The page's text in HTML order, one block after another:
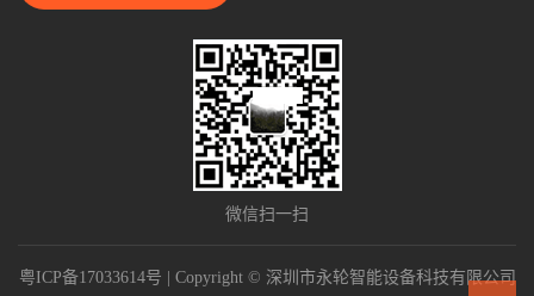
微信扫一扫
粤ICP备17033614号 | Copyright © 深圳市永轮智能设备科技有限公司